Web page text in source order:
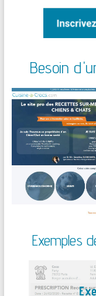
Besoin
Exemples